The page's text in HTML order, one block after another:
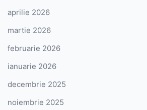
aprilie 2026
martie 2026
februarie 2026
ianuarie 2026
decembrie 2025
noiembrie 2025